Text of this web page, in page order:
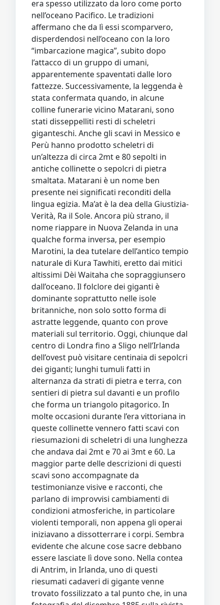
era spesso utilizzato da loro come porto
nell’oceano Pacifico. Le tradizioni
affermano che da lì essi scomparvero,
disperdendosi nell’oceano con la loro
“imbarcazione magica”, subito dopo
l’attacco di un gruppo di umani,
apparentemente spaventati dalle loro
fattezze. Successivamente, la leggenda è
stata confermata quando, in alcune
colline funerarie vicino Matarani, sono
stati disseppelliti resti di scheletri
giganteschi. Anche gli scavi in Messico e
Perù hanno prodotto scheletri di
un’altezza di circa 2mt e 80 sepolti in
antiche collinette o sepolcri di pietra
smaltata. Matarani è un nome ben
presente nei significati reconditi della
lingua egizia. Ma’at è la dea della Giustizia-
Verità, Ra il Sole. Ancora più strano, il
nome riappare in Nuova Zelanda in una
qualche forma inversa, per esempio
Marotini, la dea tutelare dell’antico tempio
naturale di Kura Tawhiti, eretto dai mitici
altissimi Dèi Waitaha che sopraggiunsero
dall’oceano. Il folclore dei giganti è
dominante soprattutto nelle isole
britanniche, non solo sotto forma di
astratte leggende, quanto con prove
materiali sul territorio. Oggi, chiunque dal
centro di Londra fino a Sligo nell’Irlanda
dell’ovest può visitare centinaia di sepolcri
dei giganti; lunghi tumuli fatti in
alternanza da strati di pietra e terra, con
sentieri di pietra sul davanti e un profilo
che forma un triangolo pitagorico. In
molte occasioni durante l’era vittoriana in
queste collinette vennero fatti scavi con
riesumazioni di scheletri di una lunghezza
che andava dai 2mt e 70 ai 3mt e 60. La
maggior parte delle descrizioni di questi
scavi sono accompagnate da
testimonianze visive e racconti, che
parlano di improvvisi cambiamenti di
condizioni atmosferiche, in particolare
violenti temporali, non appena gli operai
iniziavano a dissotterrare i corpi. Sembra
evidente che alcune cose sacre debbano
essere lasciate lì dove sono. Nella contea
di Antrim, in Irlanda, uno di questi
riesumati cadaveri di gigante venne
trovato fossilizzato a tal punto che, in una